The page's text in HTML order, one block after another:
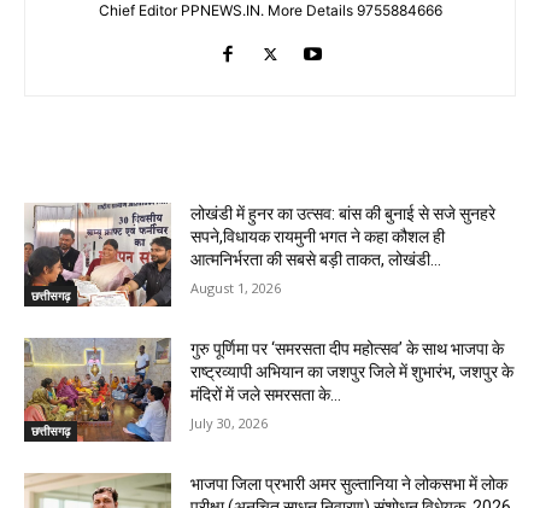
Chief Editor PPNEWS.IN. More Details 9755884666
छत्तीसगढ़
लोखंडी में हुनर का उत्सव: बांस की बुनाई से सजे सुनहरे
सपने,विधायक रायमुनी भगत ने कहा कौशल ही
आत्मनिर्भरता की सबसे बड़ी ताकत, लोखंडी...
August 1, 2026
छत्तीसगढ़
गुरु पूर्णिमा पर ‘समरसता दीप महोत्सव’ के साथ भाजपा के
राष्ट्रव्यापी अभियान का जशपुर जिले में शुभारंभ, जशपुर के
मंदिरों में जले समरसता के...
July 30, 2026
भाजपा जिला प्रभारी अमर सुल्तानिया ने लोकसभा में लोक